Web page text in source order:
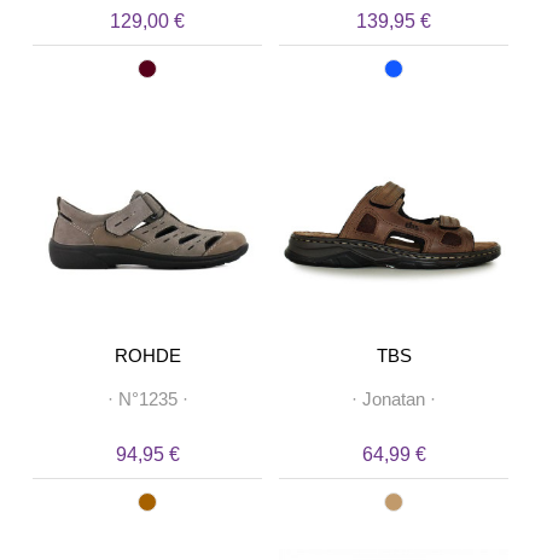
129,00 € 139,95 €
ROHDE
· N°1235·
94,95 €
TBS
· Jonatan ·
64,99 €